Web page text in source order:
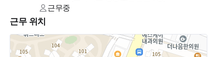
근무중
근무 위치